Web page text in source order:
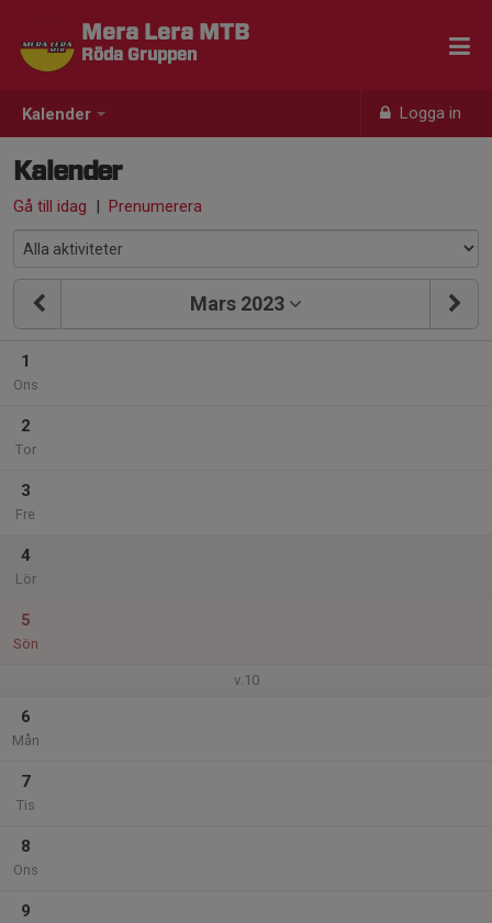
Kalender Logga in
Mera Lera MTB
Röda Gruppen
Kalender
Gå till idag | Prenumerera
Mars 2023
1
Ons
2
Tor
3
Fre
4
Lör
5
Sön
v.10
6
Mån
7
Tis
8
Ons
9